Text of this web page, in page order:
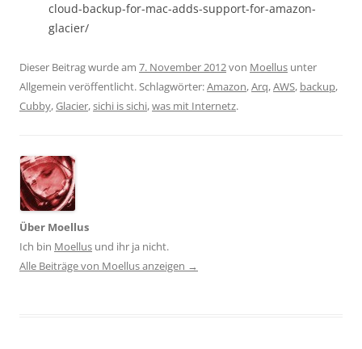
cloud-backup-for-mac-adds-support-for-amazon-
glacier/
Dieser Beitrag wurde am 7. November 2012von Moellus unter
Allgemein veröffentlicht. Schlagwörter:Amazon,Arq,AWS, backup,
Cubby,Glacier,sichi is sichi,was mit Internetz.
Über Moellus
Ich bin Moellus und ihr ja nicht.
Alle Beiträge von Moellus anzeigen →